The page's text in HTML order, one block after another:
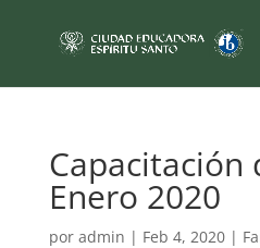
Capacitación
Enero 2020
por admin | Feb 4, 2020|